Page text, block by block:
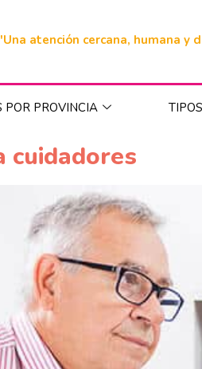
atención cercana, humana y
PROVINCIA
cuidadores